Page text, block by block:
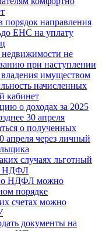
направления
ЕНС на уплату
недвижимости не
при наступлении
имуществом
начисленных
кабинет
о доходах за 2025
30 апреля
о полученных
апреля через личный
случаях льготный
НДФЛ
НДФЛ можно
порядке
счетах можно
документы на